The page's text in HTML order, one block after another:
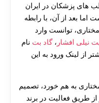
های پزشکان در ایران
اما بعد از آن، با رابطه
توانست وارد
نیلی افشار ،گاد بت نام
از لینک ورود به این
مختاری به هم خورد، تصمیم
از طریق فعالیت در برند